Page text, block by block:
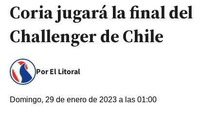
Coria jugará la final del
Challenger de Chile
Por El Litoral
Domingo, 29 de enero de 2023 a las 01:00